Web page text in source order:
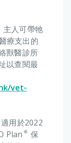
主人可帶牠
療支出的
獸醫診所
以查閱最
vet-
用於2022
Plan®保